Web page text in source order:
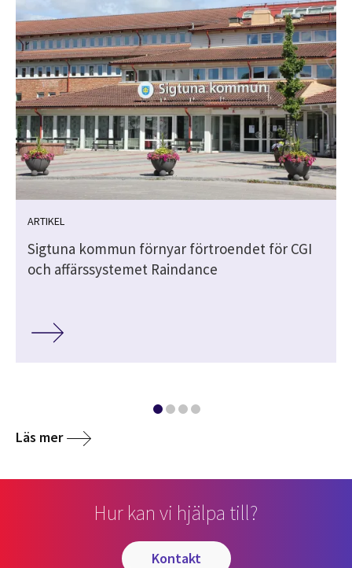
ARTIKEL
Sigtuna kommun förnyar förtroendet för CGI
och affärssystemet Raindance
Läs mer
Hur kan vi hjälpa till?
kontakt